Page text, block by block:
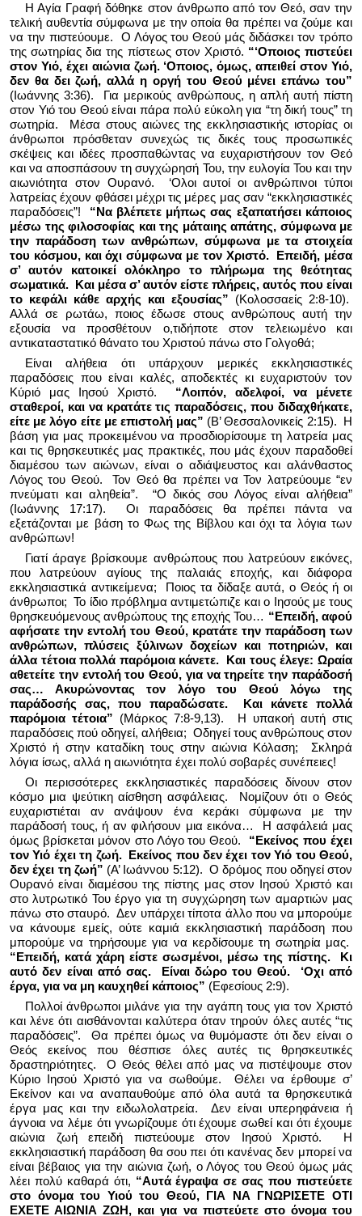
Η Αγία Γραφή δόθηκε στον άνθρωπο από τον Θεό, σαν την
τελική αυθεντία σύμφωνα με την οποία θα πρέπει να ζούμε και
να την πιστεύουμε.
Ο Λόγος του Θεού μάς διδάσκει τον τρόπο
της σωτηρίας δια της πίστεως στον Χριστό. “‘Οποιος πιστεύει
στον Υιό, έχει αιώνια ζωή. ‘Οποιος, όμως, απειθεί στον Υιό,
δεν θα δει ζωή, αλλά η οργή του Θεού μένει επάνω του”
(Ιωάννης 3:36).
Για μερικούς ανθρώπους, η απλή αυτή πίστη
στον Υιό του Θεού είναι πάρα πολύ εύκολη για “τη δική τους” τη
σωτηρία.
Μέσα στους αιώνες της εκκλησιαστικής ιστορίας οι
άνθρωποι πρόσθεταν συνεχώς τις δικές τους προσωπικές
σκέψεις και ιδέες προσπαθώντας να ευχαριστήσουν τον Θεό
και να αποσπάσουν τη συγχώρησή Του, την ευλογία Του και την
αιωνιότητα στον Ουρανό.
‘Ολοι αυτοί οι ανθρώπινοι τύποι
λατρείας έχουν φθάσει μέχρι τις μέρες μας σαν “εκκλησιαστικές
παραδόσεις”!
“Να βλέπετε μήπως σας εξαπατήσει κάποιος
μέσω της φιλοσοφίας και της μάταιης απάτης, σύμφωνα με
την παράδοση των ανθρώπων, σύμφωνα με τα στοιχεία
του κόσμου, και όχι σύμφωνα με τον Χριστό.
Επειδή, μέσα
σ’ αυτόν κατοικεί ολόκληρο το πλήρωμα της θεότητας
σωματικά. Και μέσα σ’ αυτόν είστε πλήρεις, αυτός που είναι
το κεφάλι κάθε αρχής και εξουσίας” (Κολοσσαείς 2:8-10).
Αλλά σε ρωτάω, ποιος έδωσε στους ανθρώπους αυτή την
εξουσία να προσθέτουν ο,τιδήποτε στον τελειωμένο και
αντικαταστατικό θάνατο του Χριστού πάνω στο Γολγοθά;
Είναι αλήθεια ότι υπάρχουν μερικές εκκλησιαστικές
παραδόσεις που είναι καλές, αποδεκτές κι ευχαριστούν τον
Κύριό μας Ιησού Χριστό.
“Λοιπόν, αδελφοί, να μένετε
σταθεροί, και να κρατάτε τις παραδόσεις, που διδαχθήκατε,
είτε με λόγο είτε με επιστολή μας” (Β’ Θεσσαλονικείς 2:15).
Η
βάση για μας προκειμένου να προσδιορίσουμε τη λατρεία μας
και τις θρησκευτικές μας πρακτικές, που μάς έχουν παραδοθεί
διαμέσου των αιώνων, είναι ο αδιάψευστος και αλάνθαστος
Λόγος του Θεού.
Τον Θεό θα πρέπει να Τον λατρεύουμε “εν
πνεύματι και αληθεία”.
“Ο δικός σου Λόγος είναι αλήθεια”
(Ιωάννης 17:17).
Οι παραδόσεις θα πρέπει πάντα να
εξετάζονται με βάση το Φως της Βίβλου και όχι τα λόγια των
ανθρώπων!
Γιατί άραγε βρίσκουμε ανθρώπους που λατρεύουν εικόνες,
που λατρεύουν αγίους της παλαιάς εποχής, και διάφορα
εκκλησιαστικά αντικείμενα;
Ποιος τα δίδαξε αυτά, ο Θεός ή οι
άνθρωποι; Το ίδιο πρόβλημα αντιμετώπιζε και ο Ιησούς με τους
θρησκευόμενους ανθρώπους της εποχής Του… “Επειδή, αφού
αφήσατε την εντολή του Θεού, κρατάτε την παράδοση των
ανθρώπων, πλύσεις ξύλινων δοχείων και ποτηριών, και
άλλα τέτοια πολλά παρόμοια κάνετε.
Και τους έλεγε: Ωραία
αθετείτε την εντολή του Θεού, για να τηρείτε την παράδοσή
σας… Ακυρώνοντας τον λόγο του Θεού λόγω της
παράδοσής σας, που παραδώσατε.
Και κάνετε πολλά
παρόμοια τέτοια” (Μάρκος 7:8-9,13).
Η υπακοή αυτή στις
παραδόσεις πού οδηγεί, αλήθεια; Οδηγεί τους ανθρώπους στον
Χριστό ή στην καταδίκη τους στην αιώνια Κόλαση;
Σκληρά
λόγια ίσως, αλλά η αιωνιότητα έχει πολύ σοβαρές συνέπειες!
Οι περισσότερες εκκλησιαστικές παραδόσεις δίνουν στον
κόσμο μια ψεύτικη αίσθηση ασφάλειας.
Νομίζουν ότι ο Θεός
ευχαριστιέται αν ανάψουν ένα κεράκι σύμφωνα με την
παράδοσή τους, ή αν φιλήσουν μια εικόνα…
Η ασφάλειά μας
όμως βρίσκεται μόνον στο Λόγο του Θεού.
“Εκείνος που έχει
τον Υιό έχει τη ζωή.
Εκείνος που δεν έχει τον Υιό του Θεού,
δεν έχει τη ζωή” (Α’ Ιωάννου 5:12). Ο δρόμος που οδηγεί στον
Ουρανό είναι διαμέσου της πίστης μας στον Ιησού Χριστό και
στο λυτρωτικό Του έργο για τη συγχώρηση των αμαρτιών μας
πάνω στο σταυρό. Δεν υπάρχει τίποτα άλλο που να μπορούμε
να κάνουμε εμείς, ούτε καμιά εκκλησιαστική παράδοση που
μπορούμε να τηρήσουμε για να κερδίσουμε τη σωτηρία μας.
“Επειδή, κατά χάρη είστε σωσμένοι, μέσω της πίστης.
Κι
αυτό δεν είναι από σας.
Είναι δώρο του Θεού.
‘Οχι από
έργα, για να μη καυχηθεί κάποιος” (Εφεσίους 2:9).
Πολλοί άνθρωποι μιλάνε για την αγάπη τους για τον Χριστό
και λένε ότι αισθάνονται καλύτερα όταν τηρούν όλες αυτές “τις
παραδόσεις”.
Θα πρέπει όμως να θυμόμαστε ότι δεν είναι ο
Θεός εκείνος που θέσπισε όλες αυτές τις θρησκευτικές
δραστηριότητες.
Ο Θεός θέλει από μας να πιστέψουμε στον
Κύριο Ιησού Χριστό για να σωθούμε.
Θέλει να έρθουμε σ’
Εκείνον και να αναπαυθούμε από όλα αυτά τα θρησκευτικά
έργα μας και την ειδωλολατρεία.
Δεν είναι υπερηφάνεια ή
άγνοια να λέμε ότι γνωρίζουμε ότι έχουμε σωθεί και ότι έχουμε
αιώνια ζωή επειδή πιστεύουμε στον Ιησού Χριστό.
Η
εκκλησιαστική παράδοση θα σου πει ότι κανένας δεν μπορεί να
είναι βέβαιος για την αιώνια ζωή, ο Λόγος του Θεού όμως μάς
λέει πολύ καθαρά ότι, “Αυτά έγραψα σε σας που πιστεύετε
στο όνομα του Υιού του Θεού, ΓΙΑ ΝΑ ΓΝΩΡΙΣΕΤΕ ΟΤΙ
ΕΧΕΤΕ ΑΙΩΝΙΑ ΖΩΗ, και για να πιστεύετε στο όνομα του